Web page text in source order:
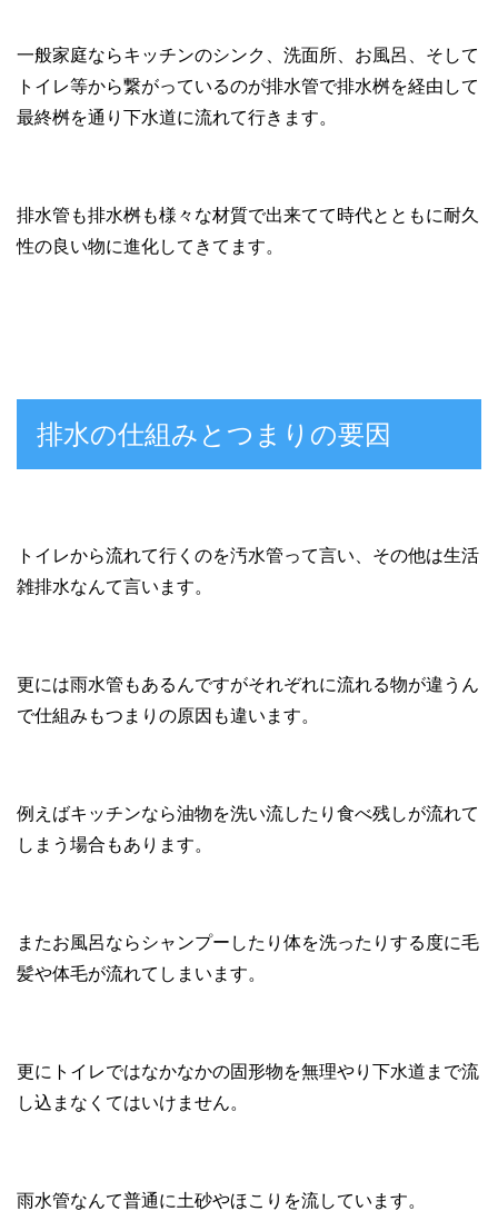
一般家庭ならキッチンのシンク、洗面所、お風呂、そして
トイレ等から繋がっているのが排水管で排水桝を経由して
最終桝を通り下水道に流れて行きます。
排水管も排水桝も様々な材質で出来てて時代とともに耐久
性の良い物に進化してきてます。
排水の仕組みとつまりの要因
トイレから流れて行くのを汚水管って言い、その他は生活
雑排水なんて言います。
更には雨水管もあるんですがそれぞれに流れる物が違うん
で仕組みもつまりの原因も違います。
例えばキッチンなら油物を洗い流したり食べ残しが流れて
しまう場合もあります。
またお風呂ならシャンプーしたり体を洗ったりする度に毛
髪や体毛が流れてしまいます。
更にトイレではなかなかの固形物を無理やり下水道まで流
し込まなくてはいけません。
雨水管なんて普通に土砂やほこりを流しています。